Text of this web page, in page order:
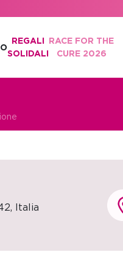
REGALI
SOLIDALI
RACE FOR THE
CURE 2026
Italia